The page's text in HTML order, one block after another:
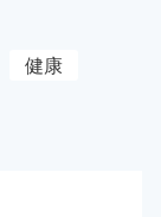
健康